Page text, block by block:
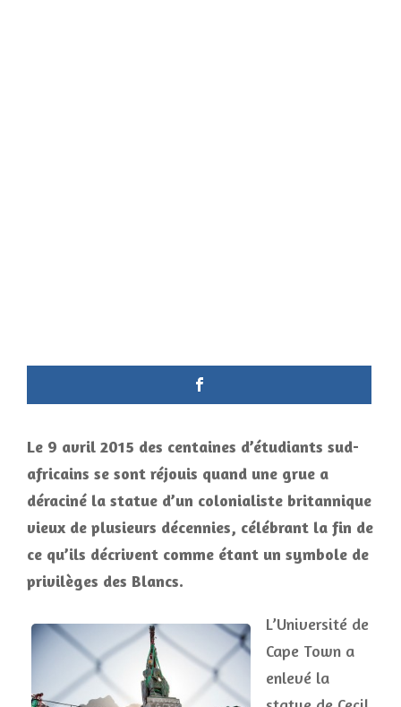
Le 9 avril 2015 des centaines d’étudiants sud-
africains se sont réjouis quand une grue a
déraciné la statue d’un colonialiste britannique
vieux de plusieurs décennies, célébrant la fin de
ce qu’ils décrivent comme étant un symbole de
privilèges des Blancs.
L’Université de
Cape Town a
enlevé la